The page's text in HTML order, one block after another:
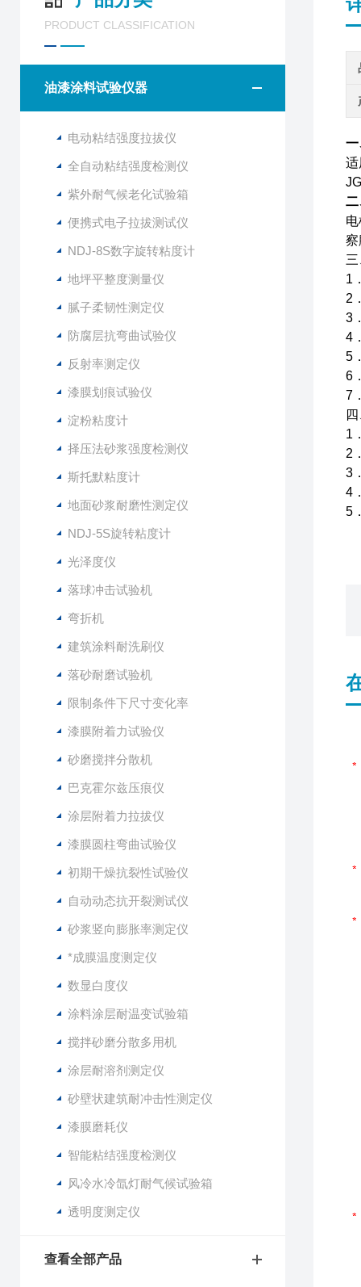
PRODUCT CLASSIFICATION
油漆涂料试验仪器
电动粘结强度拉拔仪
全自动粘结强度检测仪
紫外耐气候老化试验箱
便携式电子拉拔测试仪
NDJ-8S数字旋转粘度计
地坪平整度测量仪
腻子柔韧性测定仪
防腐层抗弯曲试验仪
反射率测定仪
漆膜划痕试验仪
淀粉粘度计
择压法砂浆强度检测仪
斯托默粘度计
地面砂浆耐磨性测定仪
NDJ-5S旋转粘度计
光泽度仪
落球冲击试验机
弯折机
建筑涂料耐洗刷仪
落砂耐磨试验机
限制条件下尺寸变化率
漆膜附着力试验仪
砂磨搅拌分散机
巴克霍尔兹压痕仪
涂层附着力拉拔仪
漆膜圆柱弯曲试验仪
初期干燥抗裂性试验仪
自动动态抗开裂测试仪
砂浆竖向膨胀率测定仪
*成膜温度测定仪
数显白度仪
涂料涂层耐温变试验箱
搅拌砂磨分散多用机
涂层耐溶剂测定仪
砂壁状建筑耐冲击性测定仪
漆膜磨耗仪
智能粘结强度检测仪
风冷水冷氙灯耐气候试验箱
透明度测定仪
查看全部产品
一
适
二
察
1
2
3
4
5
6
7
1
2
3
4
5